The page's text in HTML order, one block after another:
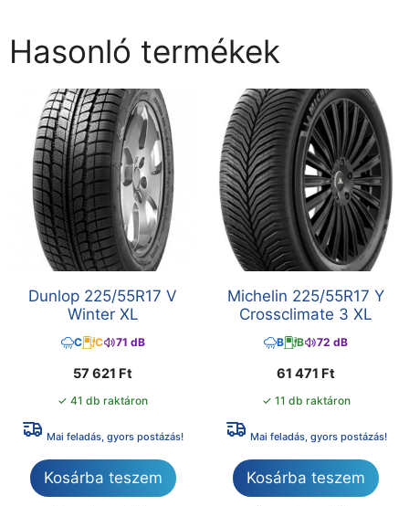
Hasonló termékek
Dunlop 225/55R17 V
Winter XL
C C 71 dB
57 621 Ft
✓ 41 db raktáron
Mai feladás, gyors postázás!
Kosárba teszem
Michelin 225/55R17 Y
Crossclimate 3 XL
B B 72 dB
61 471 Ft
✓ 11 db raktáron
Mai feladás, gyors postázás!
Kosárba teszem